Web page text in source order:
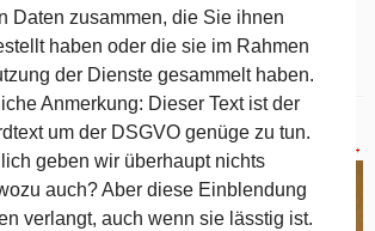
2018mit den Abmessungen1024 × 768
auf dem Camino Francés.
Nächstes →
Daten zusammen, die Sie ihnen
haben oder die sie im Rahmen
der Dienste gesammelt haben.
Anmerkung: Dieser Text ist der
um der DSGVO genüge zu tun.
geben wir überhaupt nichts
auch? Aber diese Einblendung
verlangt, auch wenn sie lässtig ist.